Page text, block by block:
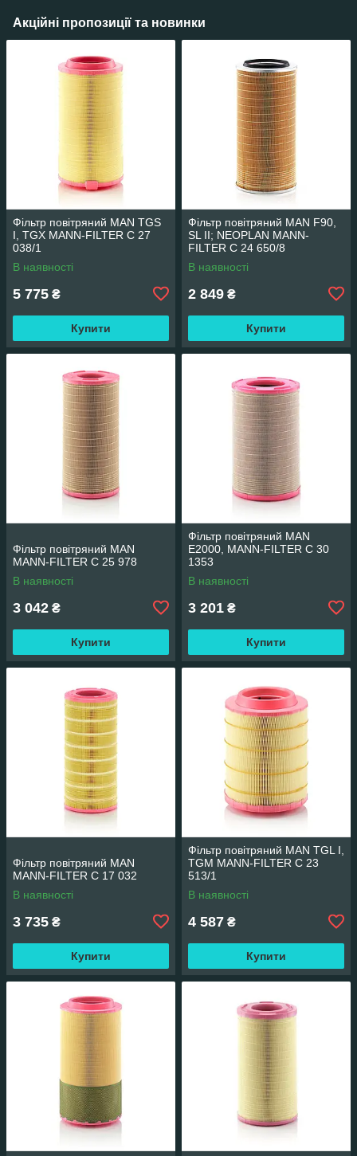
Акційні пропозиції та новинки
Фільтр повітряний MAN TGS
I, TGX MANN-FILTER C 27
038/1
В наявності
5 775 ₴
Купити
Фільтр повітряний MAN F90,
SL II; NEOPLAN MANN-
FILTER C 24 650/8
В наявності
2 849 ₴
Купити
Фільтр повітряний MAN
MANN-FILTER C 25 978
В наявності
3 042 ₴
Купити
Фільтр повітряний MAN
E2000, MANN-FILTER C 30
1353
В наявності
3 201 ₴
Купити
Фільтр повітряний MAN
MANN-FILTER C 17 032
В наявності
3 735 ₴
Купити
Фільтр повітряний MAN TGL I,
TGM MANN-FILTER C 23
513/1
В наявності
4 587 ₴
Купити